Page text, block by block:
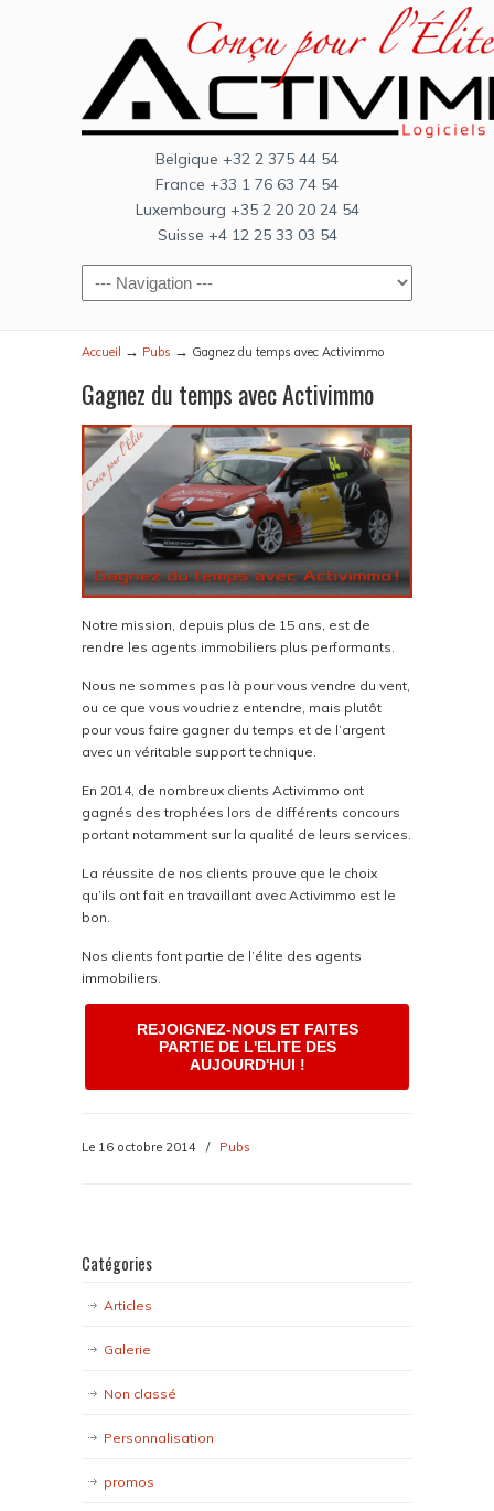
Belgique +32 2 375 44 54
France +33 1 76 63 74 54
Luxembourg +35 2 20 20 24 54
Suisse +4 12 25 33 03 54
Accueil → Pubs → Gagnez du temps avec Activimmo
Gagnez du temps avec Activimmo
Notre mission, depuis plus de 15 ans, est de
rendre les agents immobiliers plus performants.
Nous ne sommes pas là pour vous vendre du vent,
ou ce que vous voudriez entendre, mais plutôt
pour vous faire gagner du temps et de l’argent
avec un véritable support technique.
En 2014, de nombreux clients Activimmo ont
gagnés des trophées lors de différents concours
portant notamment sur la qualité de leurs services.
La réussite de nos clients prouve que le choix
qu’ils ont fait en travaillant avec Activimmo est le
bon.
Nos clients font partie de l’élite des agents
immobiliers.
REJOIGNEZ-NOUS ET FAITES
PARTIE DE L'ELITE DES
AUJOURD'HUI !
Le 16 octobre 2014 / Pubs
Catégories
Articles
Galerie
Non classé
Personnalisation
promos